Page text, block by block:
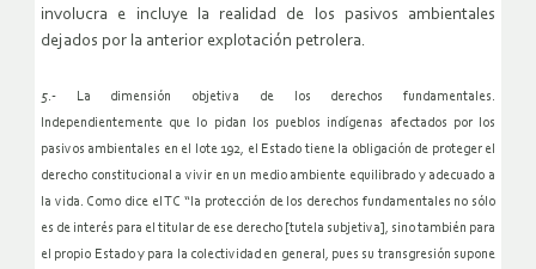
involucra e incluye la realidad de los pasivos ambientales
dejados por la anterior explotación petrolera.
5.- La dimensión objetiva de los derechos fundamentales.
Independientemente que lo pidan los pueblos indígenas afectados por los
pasivos ambientales en el lote 192, el Estado tiene la obligación de proteger el
derecho constitucional a vivir en un medio ambiente equilibrado y adecuado a
la vida. Como dice el TC “la protección de los derechos fundamentales no sólo
es de interés para el titular de ese derecho [tutela subjetiva], sino también para
el propio Estado y para la colectividad en general, pues su transgresión supone